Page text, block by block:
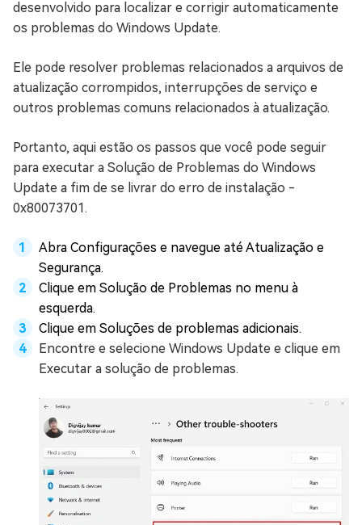
desenvolvido para localizar e corrigir automaticamente
os problemas do Windows Update.
Ele pode resolver problemas relacionados a arquivos de
atualização corrompidos, interrupções de serviço e
outros problemas comuns relacionados à atualização.
Portanto, aqui estão os passos que você pode seguir
para executar a Solução de Problemas do Windows
Update a fim de se livrar do erro de instalação -
0x80073701.
Abra Configurações e navegue até Atualização e
Segurança.
Clique em Solução de Problemas no menu à
esquerda.
Clique em Soluções de problemas adicionais.
Encontre e selecione Windows Update e clique em
Executar a solução de problemas.